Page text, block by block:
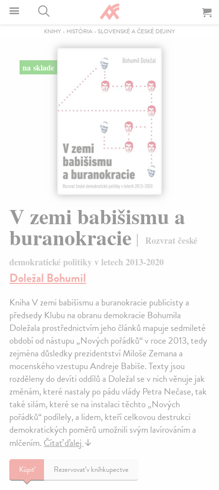
KNIHY - HISTÓRIA - SLOVENSKÉ A ČESKÉ DEJINY
na sklade
V zemi babišismu a
buranokracie
Rozvrat české
demokratické politiky v letech 2013-2020
Doležal Bohumil
Kniha V zemi babišismu a buranokracie publicisty a
předsedy Klubu na obranu demokracie Bohumila
Doležala prostřednictvím jeho článků mapuje sedmileté
období od nástupu „Nových pořádků“ v roce 2013, tedy
zejména důsledky prezidentství Miloše Zemana a
mocenského vzestupu Andreje Babiše. Texty jsou
rozděleny do devíti oddílů a Doležal se v nich věnuje jak
změnám, které nastaly po pádu vlády Petra Nečase, tak
také silám, které se na instalaci těchto „Nových
pořádků“ podílely, a lidem, kteří celkovou destrukci
demokratických poměrů umožnili svým lavírováním a
mlčením. Čítať ďalej ↓
Kúpiť Rezervovať v kníhkupectve